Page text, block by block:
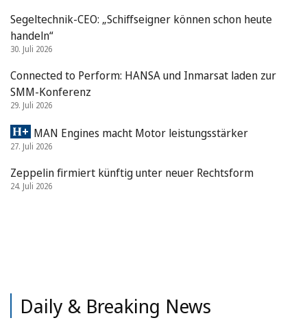
Segeltechnik-CEO: „Schiffseigner können schon heute
handeln“
30. Juli 2026
Connected to Perform: HANSA und Inmarsat laden zur
SMM-Konferenz
29. Juli 2026
MAN Engines macht Motor leistungsstärker
27. Juli 2026
Zeppelin firmiert künftig unter neuer Rechtsform
24. Juli 2026
Daily & Breaking News